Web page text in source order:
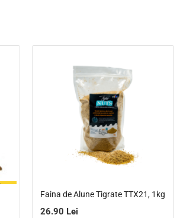
Faina de Alune Tigrate TTX21, 1kg
26.90 Lei